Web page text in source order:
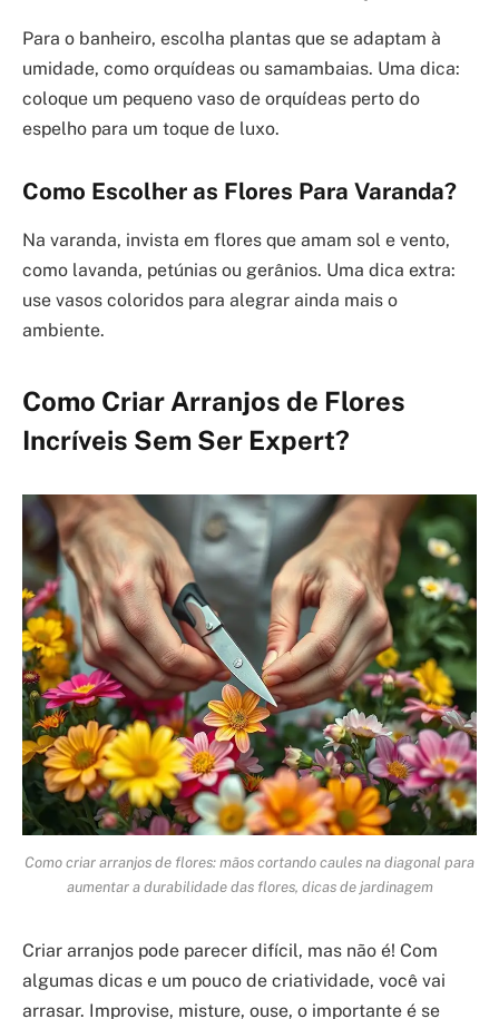
Para o banheiro, escolha plantas que se adaptam à
umidade, como orquídeas ou samambaias. Uma dica:
coloque um pequeno vaso de orquídeas perto do
espelho para um toque de luxo.
Como Escolher as Flores Para Varanda?
Na varanda, invista em flores que amam sol e vento,
como lavanda, petúnias ou gerânios. Uma dica extra:
use vasos coloridos para alegrar ainda mais o
ambiente.
Como Criar Arranjos de Flores
Incríveis Sem Ser Expert?
Como criar arranjos de flores: mãos cortando caules na diagonal para
aumentar a durabilidade das flores, dicas de jardinagem
Criar arranjos pode parecer difícil, mas não é! Com
algumas dicas e um pouco de criatividade, você vai
arrasar. Improvise, misture, ouse, o importante é se